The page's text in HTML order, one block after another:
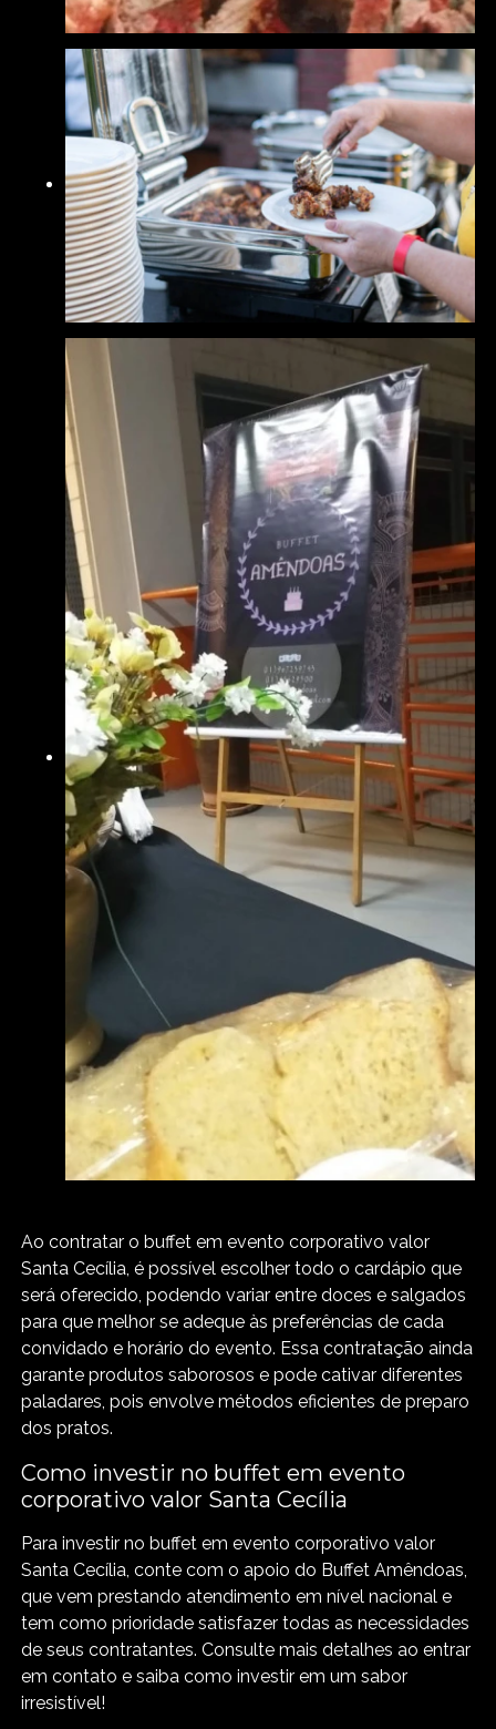
Ao contratar o buffet em evento corporativo valor
Santa Cecília, é possível escolher todo o cardápio que
será oferecido, podendo variar entre doces e salgados
para que melhor se adeque às preferências de cada
convidado e horário do evento. Essa contratação ainda
garante produtos saborosos e pode cativar diferentes
paladares, pois envolve métodos eficientes de preparo
dos pratos.
Como investir no buffet em evento
corporativo valor Santa Cecília
Para investir no buffet em evento corporativo valor
Santa Cecília, conte com o apoio do Buffet Amêndoas,
que vem prestando atendimento em nível nacional e
tem como prioridade satisfazer todas as necessidades
de seus contratantes. Consulte mais detalhes ao entrar
em contato e saiba como investir em um sabor
irresistível!